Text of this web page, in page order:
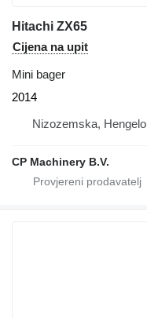
Hitachi ZX65
Cijena na upit
Mini bager
2014
Nizozemska, Hengelo
CP Machinery B.V.